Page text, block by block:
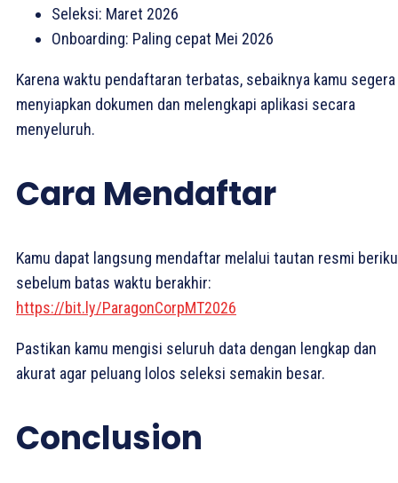
Seleksi: Maret 2026
Onboarding: Paling cepat Mei 2026
Karena waktu pendaftaran terbatas, sebaiknya kamu segera
menyiapkan dokumen dan melengkapi aplikasi secara
menyeluruh.
Cara Mendaftar
Kamu dapat langsung mendaftar melalui tautan resmi
sebelum batas waktu berakhir:
https://bit.ly/ParagonCorpMT2026
Pastikan kamu mengisi seluruh data dengan lengkap dan
akurat agar peluang lolos seleksi semakin besar.
Conclusion